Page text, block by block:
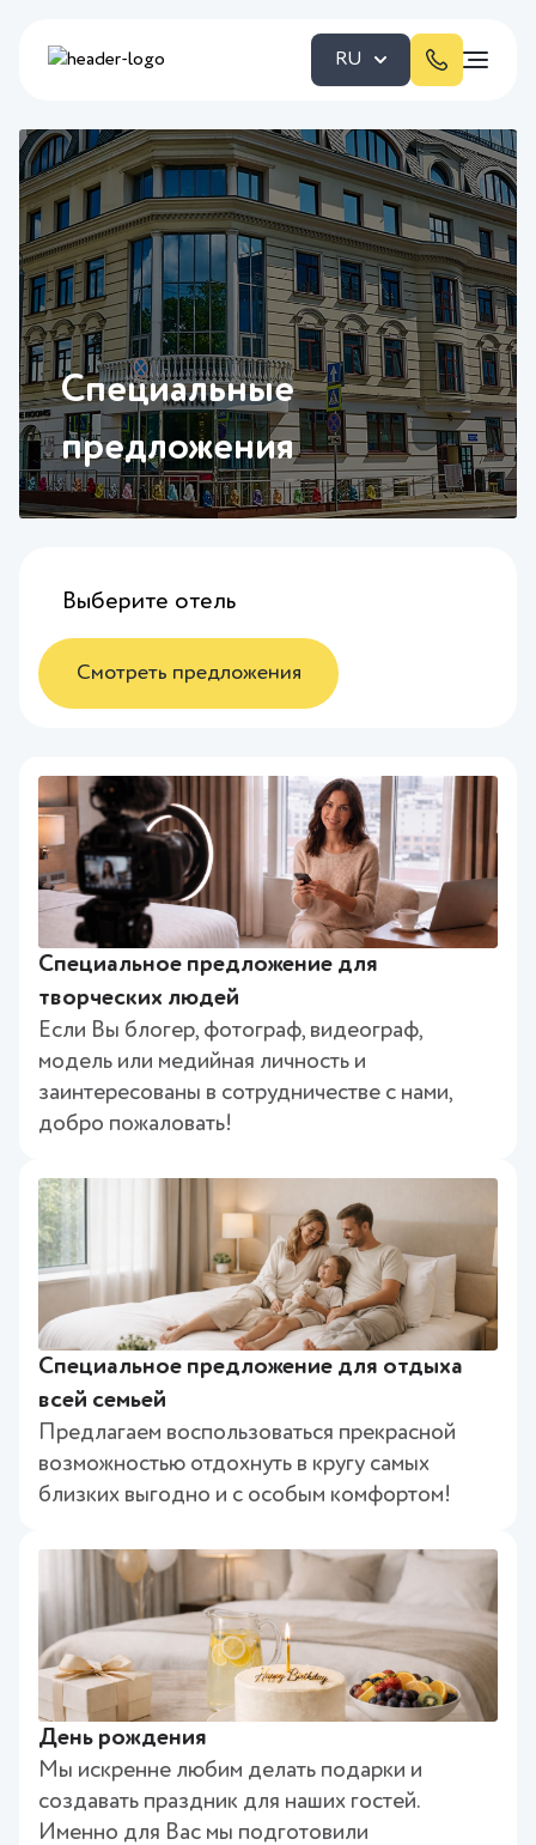
RU
Специальные
предложения
Смотреть предложения
Специальное предложение для
творческих людей
Если Вы блогер, фотограф, видеограф,
модель или медийная личность и
заинтересованы в сотрудничестве с нами,
добро пожаловать!
Специальное предложение для отдыха
всей семьей
Предлагаем воспользоваться прекрасной
возможностью отдохнуть в кругу самых
близких выгодно и с особым комфортом!
День рождения
Мы искренне любим делать подарки и
создавать праздник для наших гостей.
Именно для Вас мы подготовили